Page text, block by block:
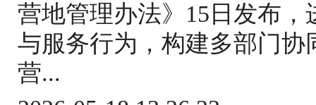
营地管理办法》15日发布
与服务行为，构建多部门
营...